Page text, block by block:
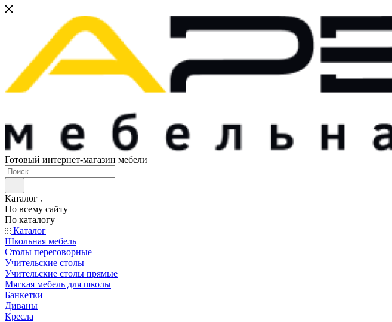
Готовый интернет-магазин мебели
Каталог
По всему сайту
По каталогу
Каталог
Школьная мебель
Столы переговорные
Учительские столы
Учительские столы прямые
Мягкая мебель для школы
Банкетки
Диваны
Кресла